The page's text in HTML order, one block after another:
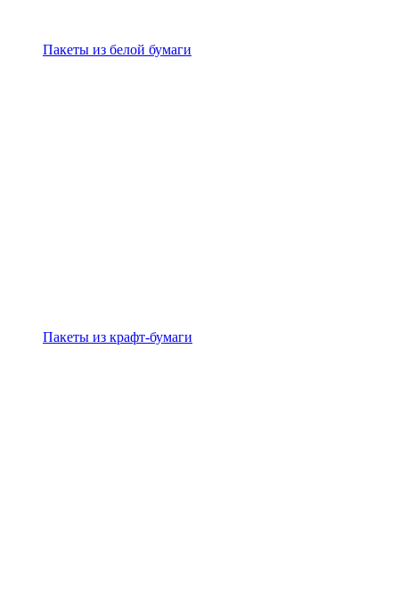
Пакеты из белой бумаги
Пакеты из крафт-бумаги